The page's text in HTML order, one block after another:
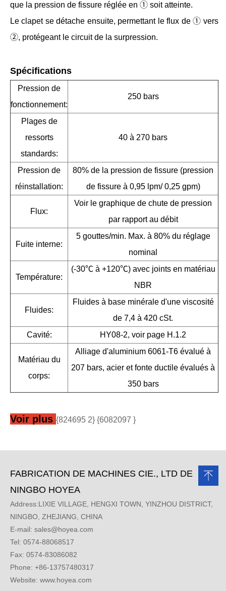
que la pression de fissure réglée en ① soit atteinte.
Le clapet se détache ensuite, permettant le flux de ① vers
②, protégeant le circuit de la surpression.
Spécifications
Pression de
fonctionnement:
250 bars
Plages de
ressorts
standards:
40 à 270 bars
Pression de
réinstallation:
80% de la pression de fissure (pression
de fissure à 0,95 lpm/ 0,25 gpm)
Flux:
Voir le graphique de chute de pression
par rapport au débit
Fuite interne:
5 gouttes/min. Max. à 80% du réglage
nominal
Température:
(-30℃ à +120℃) avec joints en matériau
NBR
Fluides:
Fluides à base minérale d'une viscosité
de 7,4 à 420 cSt.
Cavité:
HY08-2, voir page H.1.2
Matériau du
corps:
Alliage d'aluminium 6061-T6 évalué à
207 bars, acier et fonte ductile évalués à
350 bars
Voir plus {824695 2} {6082097 }
FABRICATION DE MACHINES CIE., LTD DE
NINGBO HOYEA
Address:LIXIE VILLAGE, HENGXI TOWN, YINZHOU DISTRICT,
NINGBO, ZHEJIANG, CHINA
E-mail: sales@hoyea.com
Tel: 0574-88068517
Fax: 0574-83086082
Phone: +86-13757480317
Website: www.hoyea.com